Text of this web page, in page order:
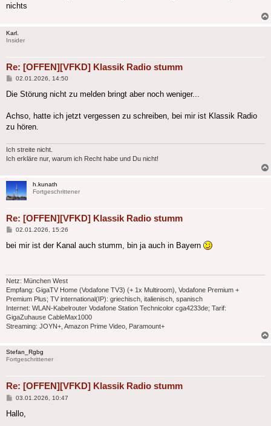
nichts
Karl.
Insider
Re: [OFFEN][VFKD] Klassik Radio stumm
Beitrag
02.01.2026, 14:50
Die Störung nicht zu melden bringt aber noch weniger...
Achso, hatte ich jetzt vergessen zu schreiben, bei mir ist Klassik Radio
zu hören.
Ich streite nicht.
Ich erkläre nur, warum ich Recht habe und Du nicht!
h.kunath
Fortgeschrittener
Re: [OFFEN][VFKD] Klassik Radio stumm
Beitrag
02.01.2026, 15:26
bei mir ist der Kanal auch stumm, bin ja auch in Bayern
Netz: München West
Empfang: GigaTV Home (Vodafone TV3) (+ 1x Multiroom), Vodafone Premium +
Premium Plus; TV international(IP): griechisch, italienisch, spanisch
Internet: WLAN-Kabelrouter Vodafone Station Technicolor cga4233de; Tarif:
GigaZuhause CableMax1000
Streaming: JOYN+, Amazon Prime Video, Paramount+
Stefan_Rgbg
Fortgeschrittener
Re: [OFFEN][VFKD] Klassik Radio stumm
Beitrag
03.01.2026, 10:47
Hallo,